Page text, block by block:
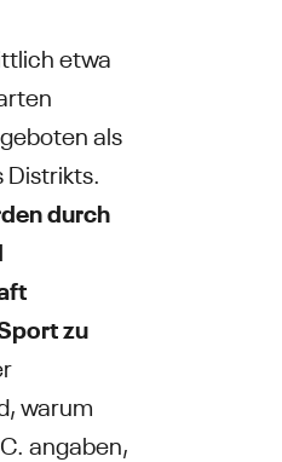
etwa
als
Distrikts.
durch
zu
warum
angaben,